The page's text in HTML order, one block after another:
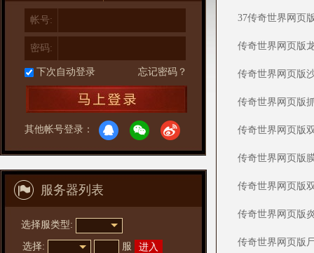
帐号:
密码:
下次自动登录 忘记密码？
其他帐号登录：
服务器列表
选择服类型:
选择: 服 进入
37传奇世界网页
传奇世界网页版
传奇世界网页版
传奇世界网页版
传奇世界网页版
传奇世界网页版
传奇世界网页版
传奇世界网页版
传奇世界网页版